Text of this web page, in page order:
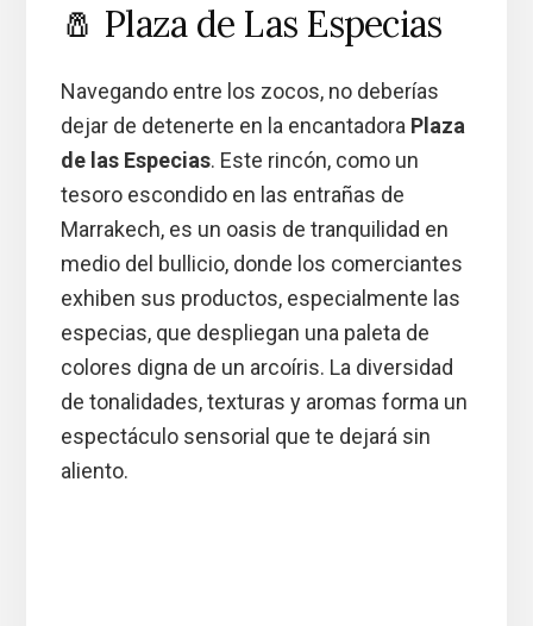
🧂 Plaza de Las Especias
Navegando entre los zocos, no deberías
dejar de detenerte en la encantadoraPlaza
de las Especias. Este rincón, como un
tesoro escondido en las entrañas de
Marrakech, es un oasis de tranquilidad en
medio del bullicio, donde los comerciantes
exhiben sus productos, especialmente las
especias, que despliegan una paleta de
colores digna de un arcoíris. La diversidad
de tonalidades, texturas y aromas forma un
espectáculo sensorial que te dejará sin
aliento.